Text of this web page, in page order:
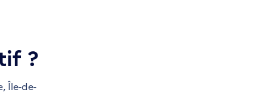
?
Île-de-